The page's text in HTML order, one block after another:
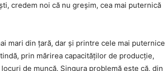
credem noi că nu greșim, cea mai puternică
mari din țară, dar și printre cele mai puternice
prin mărirea capacităților de producție,
de muncă. Singura problemă este că, din